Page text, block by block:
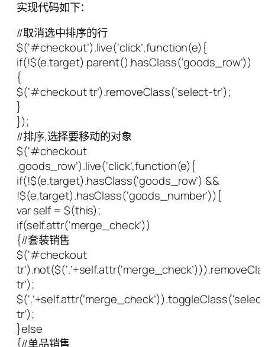
实现代码如下：
//取消选中排序的行
$(‘#checkout’).live(‘click’,function(e){
if(!$(e.target).parent().hasClass(‘goods_row’))
{
$(‘#checkout tr’).removeClass(‘select-tr’);
}
});
//排序,选择要移动的对象
$(‘#checkout
.goods_row’).live(‘click’,function(e){
if(!$(e.target).hasClass(‘goods_row’) &&
!$(e.target).hasClass(‘goods_number’)){
var self = $(this);
if(self.attr(‘merge_check’))
{//套装销售
$(‘#checkout
tr’);
tr’);
}else
{//单品销售